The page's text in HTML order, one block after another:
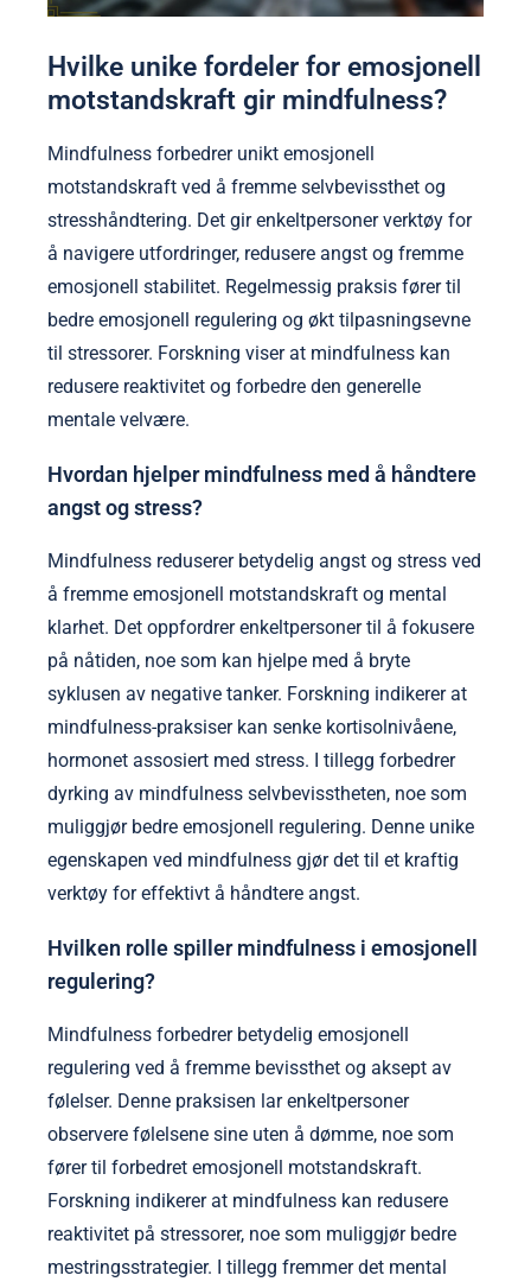
Hvilke unike fordeler for emosjonell
motstandskraft gir mindfulness?
Mindfulness forbedrer unikt emosjonell
motstandskraft ved å fremme selvbevissthet og
stresshåndtering. Det gir enkeltpersoner verktøy for
å navigere utfordringer, redusere angst og fremme
emosjonell stabilitet. Regelmessig praksis fører til
bedre emosjonell regulering og økt tilpasningsevne
til stressorer. Forskning viser at mindfulness kan
redusere reaktivitet og forbedre den generelle
mentale velvære.
Hvordan hjelper mindfulness med å håndtere
angst og stress?
Mindfulness reduserer betydelig angst og stress ved
å fremme emosjonell motstandskraft og mental
klarhet. Det oppfordrer enkeltpersoner til å fokusere
på nåtiden, noe som kan hjelpe med å bryte
syklusen av negative tanker. Forskning indikerer at
mindfulness-praksiser kan senke kortisolnivåene,
hormonet assosiert med stress. I tillegg forbedrer
dyrking av mindfulness selvbevisstheten, noe som
muliggjør bedre emosjonell regulering. Denne unike
egenskapen ved mindfulness gjør det til et kraftig
verktøy for effektivt å håndtere angst.
Hvilken rolle spiller mindfulness i emosjonell
regulering?
Mindfulness forbedrer betydelig emosjonell
regulering ved å fremme bevissthet og aksept av
følelser. Denne praksisen lar enkeltpersoner
observere følelsene sine uten å dømme, noe som
fører til forbedret emosjonell motstandskraft.
Forskning indikerer at mindfulness kan redusere
reaktivitet på stressorer, noe som muliggjør bedre
mestringsstrategier. I tillegg fremmer det mental